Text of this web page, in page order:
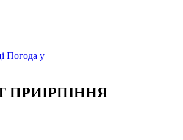
Погода у
ПРИІРПІННЯ